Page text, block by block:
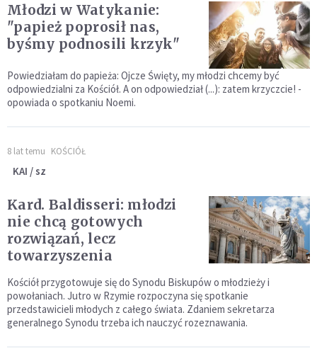
Młodzi w Watykanie:
"papież poprosił nas,
byśmy podnosili krzyk"
Powiedziałam do papieża: Ojcze Święty, my młodzi chcemy być
odpowiedzialni za Kościół. A on odpowiedział (...): zatem krzyczcie! -
opowiada o spotkaniu Noemi.
8 lat temu KOŚCIÓŁ
KAI / sz
Kard. Baldisseri: młodzi
nie chcą gotowych
rozwiązań, lecz
towarzyszenia
Kościół przygotowuje się do Synodu Biskupów o młodzieży i
powołaniach. Jutro w Rzymie rozpoczyna się spotkanie
przedstawicieli młodych z całego świata. Zdaniem sekretarza
generalnego Synodu trzeba ich nauczyć rozeznawania.